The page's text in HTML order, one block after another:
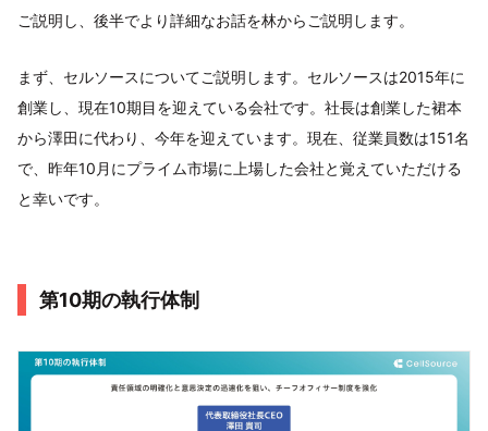
ご説明し、後半でより詳細なお話を林からご説明します。
まず、セルソースについてご説明します。セルソースは2015年に
創業し、現在10期目を迎えている会社です。社長は創業した裙本
から澤田に代わり、今年を迎えています。現在、従業員数は151名
で、昨年10月にプライム市場に上場した会社と覚えていただける
と幸いです。
第10期の執行体制